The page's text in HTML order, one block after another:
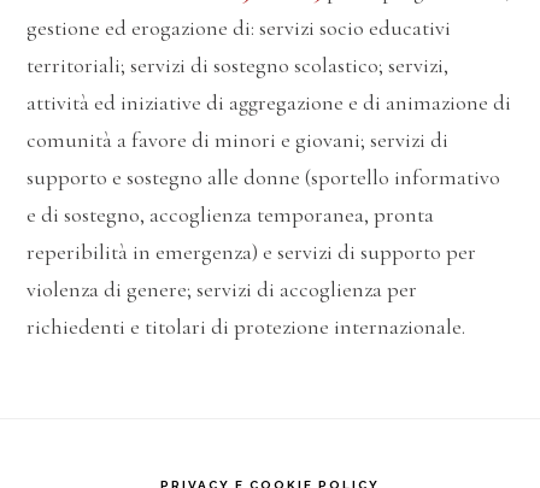
gestione ed erogazione di: servizi socio educativi
territoriali; servizi di sostegno scolastico; servizi,
attività ed iniziative di aggregazione e di animazione di
comunità a favore di minori e giovani; servizi di
supporto e sostegno alle donne (sportello informativo
e di sostegno, accoglienza temporanea, pronta
reperibilità in emergenza) e servizi di supporto per
violenza di genere; servizi di accoglienza per
richiedenti e titolari di protezione internazionale.
PRIVACY E COOKIE POLICY